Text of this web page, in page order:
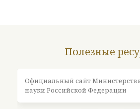
Полезные
Официальный сайт
науки Российской Федерации